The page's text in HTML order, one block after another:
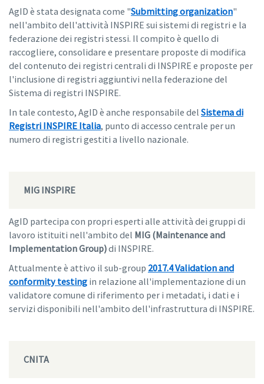
AgID è stata designata come "Submitting organization"
nell'ambito dell'attività INSPIRE sui sistemi di registri e la
federazione dei registri stessi. Il compito è quello di
raccogliere, consolidare e presentare proposte di modifica
del contenuto dei registri centrali di INSPIRE e proposte per
l'inclusione di registri aggiuntivi nella federazione del
Sistema di registri INSPIRE.
In tale contesto, AgID è anche responsabile del Sistema di
Registri INSPIRE Italia, punto di accesso centrale per un
numero di registri gestiti a livello nazionale.
MIG INSPIRE
AgID partecipa con propri esperti alle attività dei gruppi di
lavoro istituiti nell'ambito del MIG (Maintenance and
Implementation Group)di INSPIRE.
Attualmente è attivo il sub-group 2017.4 Validation and
conformity testing in relazione all'implementazione di un
validatore comune di riferimento per i metadati, i dati e i
servizi disponibili nell'ambito dell'infrastruttura di INSPIRE.
CNITA